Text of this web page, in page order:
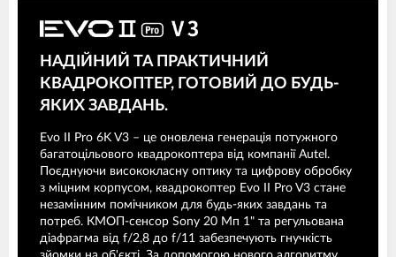
НАДІЙНИЙ ТА ПРАКТИЧНИЙ
КВАДРОКОПТЕР, ГОТОВИЙ ДО БУДЬ-
ЯКИХ ЗАВДАНЬ.
Evo II Pro 6K V3 – це оновлена генерація потужного
багатоцільового квадрокоптера від компанії Autel.
Поєднуючи висококласну оптику та цифрову обробку
з міцним корпусом, квадрокоптер Evo II Pro V3 стане
незамінним помічником для будь-яких завдань та
потреб. КМОП-сенсор Sony 20 Мп 1" та регульована
діафрагма від f/2,8 до f/11 забезпечують гнучкість